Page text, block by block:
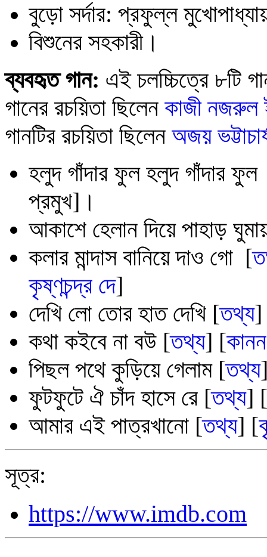
বুড়ো সর্দার: প্রফুল্ল
বিশুনের সহকারী।
ব্যবহৃত গান: এই চলচ্চিত্রে ৮টি
গানের রচয়িতা ছিলেন কাজী নজরুল
গানটির রচয়িতা ছিলেন অজয়
হলুদ গাঁদার ফুল হলুদ গাঁদার ফুল
প্রমুখ]।
আকাশে হেলান দিয়ে পাহাড়
কলার মান্দাস বানিয়ে দাও গো [
কৃষ্ণচন্দ্র দে]
দেখি লো তোর হাত দেখি [তথ্য]
কথা কইবে না বউ [তথ্য] [
পিছল পথে কুড়িয়ে গেলাম [তথ্য
ফুটফুটে ঐ চাঁদ হাসে রে [তথ্য] [
আমার এই পাত্রখানো [তথ্য] [
সূত্র:
https://www.imdb.com